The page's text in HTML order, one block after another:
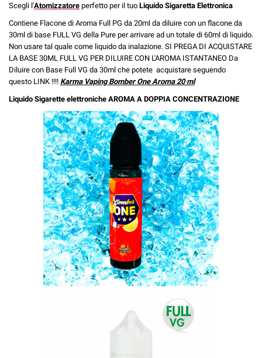
Scegli l'Atomizzatore perfetto per il tuo Liquido Sigaretta Elettronica
Contiene Flacone di Aroma Full PG da 20ml da diluire con un flacone da
30ml di base FULL VG della Pure per arrivare ad un totale di 60ml di liquido.
Non usare tal quale come liquido da inalazione. SI PREGA DI ACQUISTARE
LA BASE 30ML FULL VG PER DILUIRE CON L'AROMA ISTANTANEO Da
Diluire con Base Full VG da 30ml che potete acquistare seguendo
questo LINK !!!! Karma Vaping Bomber One Aroma 20 ml
Liquido Sigarette elettroniche AROMA A DOPPIA CONCENTRAZIONE